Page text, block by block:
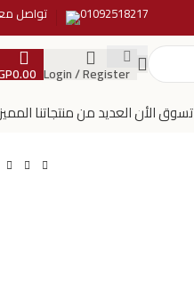
01092518217 تواصل
Login / Register
0.00
تسوق الأن العديد من منتجاتنا